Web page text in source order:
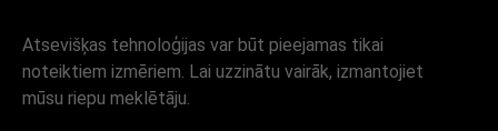
Atsevišķas tehnoloģijas var būt pieejamas tikai
noteiktiem izmēriem. Lai uzzinātu vairāk, izmantojiet
mūsu riepu meklētāju.